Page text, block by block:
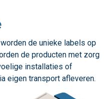
de unieke labels op
de producten met zorg
installaties of
eigen transport afleveren.